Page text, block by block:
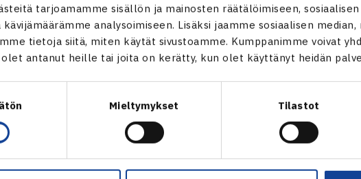
tarjoamamme sisällön ja mainosten räätälöimiseen,
analysoimiseen. Lisäksi jaamme sosiaalisen
tietoja siitä, miten käytät sivustoamme. Kumppanimme voivat
antanut heille tai joita on kerätty, kun olet käyttänyt heidän
Mieltymykset Tilastot
Timo Nieminen
Jaa: